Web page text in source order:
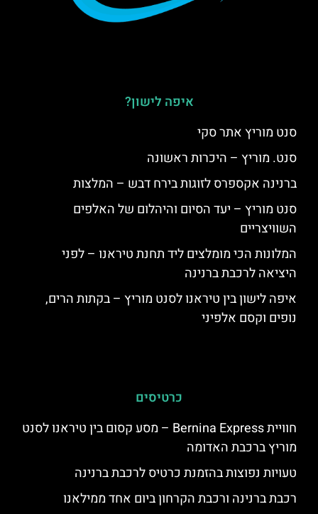
איפה לישון?
סנט מוריץ אתר סקי
סנט. מוריץ – היכרות ראשונה
ברנינה אקספרס לזוגות בירח דבש – המלצות
סנט מוריץ – יעד הסיום והיהלום של האלפים
השוויצריים
המלונות הכי מומלצים ליד תחנת טיראנו – לפני
היציאה לרכבת ברנינה
איפה לישון בין טיראנו לסנט מוריץ – בקתות הרים,
נופים וקסם אלפיני
כרטיסים
חוויית Bernina Express – מסע קסום בין טיראנו לסנט
מוריץ ברכבת האדומה
טעויות נפוצות בהזמנת כרטיס לרכבת ברנינה
רכבת ברנינה ורכבת הקרחון ביום אחד ממילאנו